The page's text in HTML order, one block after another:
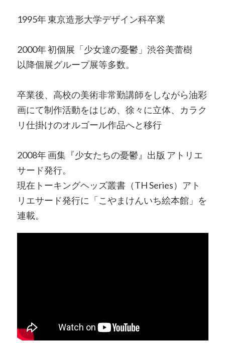
1995年 東京造形大学デザイン科卒業
2000年 初個展「少女達の憂鬱」渋谷美蕾樹
以降個展グループ展等多数。
卒業後、高校の美術非常勤講師をしながら油彩
画にて制作活動をはじめ、徐々に立体、カラク
リ仕掛けのオルゴール作品へと移行
2008年 画集『少女たちの憂鬱』出版 アトリエ
サード発行。
現在トーキングヘッズ叢書（TH Series）アト
リエサード発行に「こやまけんいち絵本館」を
連載。